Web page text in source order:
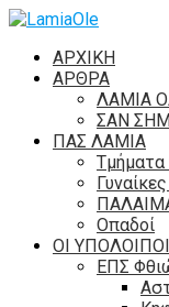
ΑΡΧΙΚΗ
ΑΡΘΡΑ
ΛΑΜΙΑ
ΣΑΝ
ΠΑΣ ΛΑΜΙΑ
Τμήματα
Οπαδοί
ΟΙ ΥΠΟΛΟΙΠΟΙ
ΕΠΣ